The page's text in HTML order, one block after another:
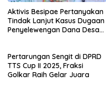
Aktivis Besipae Pertanyakan
Tindak Lanjut Kasus Dugaan
Penyelewengan Dana Desa
Pertarungan Sengit di DPRD
TTS Cup II 2025, Fraksi
Golkar Raih Gelar Juara